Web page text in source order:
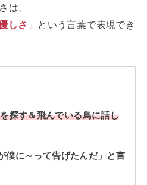
は、
しさ 」という言葉で表現でき
探す＆飛んでいる鳥に話し
僕に～って告げたんだ」と言